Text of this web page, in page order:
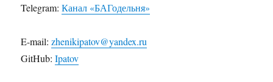
Telegram:Канал «БАГодельня»
E-mail:zhenikipatov@yandex.ru
GitHub:Ipatov